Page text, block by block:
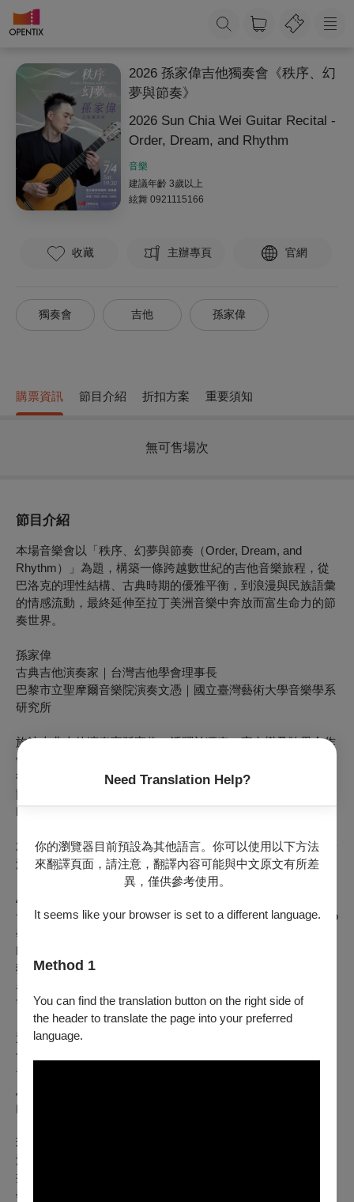
Need Translation Help?
你的瀏覽器目前預設為其他語言。你可以使用以下方法
來翻譯頁面，請注意，翻譯內容可能與中文原文有所差
異，僅供參考使用。
It seems like your browser is set to a different language.
Method 1
You can find the translation button on the right side of
the header to translate the page into your preferred
language.
2026 孫家偉吉他獨奏會《秩序、幻
夢與節奏》
2026 Sun Chia Wei Guitar Recital -
Order, Dream, and Rhythm
音樂
建議年齡 3歲以上
絃舞 0921115166
收藏 主辦專頁 官網
獨奏會 吉他 孫家偉
購票資訊 節目介紹 折扣方案 重要須知
無可售場次
節目介紹
本場音樂會以「秩序、幻夢與節奏（Order, Dream, and
Rhythm）」為題，構築一條跨越數世紀的吉他音樂旅程，從
巴洛克的理性結構、古典時期的優雅平衡，到浪漫與民族語彙
的情感流動，最終延伸至拉丁美洲音樂中奔放而富生命力的節
奏世界。
孫家偉
古典吉他演奏家｜台灣吉他學會理事長
巴黎市立聖摩爾音樂院演奏文憑｜國立臺灣藝術大學音樂學系
研究所
旅法古典吉他演奏家孫家偉，活躍於獨奏、室內樂及跨界合作
領域，致力於古典吉他藝術之推廣與教育。畢業於國立臺灣藝
術大學音樂學系研究所，主修古典吉他，並取得巴黎市立聖摩
爾音樂院（Conservatoire à rayonnement régional de Saint-
Maur）演奏文憑。
2009年於臺灣藝術大學畢業，先後師從黃修禮、羅文賜、徐景
溢及李振聲等教授。畢業後赴法深造，進入巴黎師範音樂院
（École Normale de Musique de Paris），隨傳奇吉他大師
Alberto Ponce 學習，翌年以第一名成績考入巴黎市立聖摩爾
音樂院，師事 Daniel Lavialle。留學期間亦跟隨 Gabriel Bianco
學習，並參與多位國際知名演奏家之大師班，包括 David
Russell、Hubert Käppel、Marcin Dylla 與 Pavel Steidl 等，曾
獲2011年法國A.F.E.M.（歐法音樂協會）古典吉他大賽第三
名、2012年法國全國古典吉他大賽優勝，並於2015年「臺灣
吉他大賽」重奏組榮獲第一名。
返國後，孫家偉長期活躍於臺灣音樂舞台，持續舉辦個人獨奏
會與主題式音樂會，曲目橫跨巴洛克、古典、浪漫至拉丁美洲
音樂，並積極投入重奏與跨界合作。自2013年起與吉他家季廷
恩合作二重奏演出，探索吉他重奏之聲響與表現可能，並於國
內重要場館登台演出。
現任台灣吉他學會理事長，積極推動國內吉他發展與國際交
流，並任教於淡江高中音樂班及多所藝文與終身學習機構，包
括國立中正紀念堂藝文推廣中心、文山社區大學、萬華社區大
學及崇光社區大學等，其教學與演出並行，並透過講座、音樂